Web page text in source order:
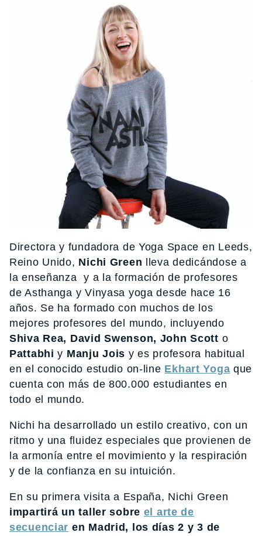
Directora y fundadora de Yoga Space en Leeds,
Reino Unido, Nichi Green lleva dedicándose a
la enseñanza y a la formación de profesores
de Asthanga y Vinyasa yoga desde hace 16
años. Se ha formado con muchos de los
mejores profesores del mundo, incluyendo
Shiva Rea, David Swenson, John Scott o
Pattabhi y Manju Jois y es profesora habitual
en el conocido estudio on-line Ekhart Yoga que
cuenta con más de 800.000 estudiantes en
todo el mundo.
Nichi ha desarrollado un estilo creativo, con un
ritmo y una fluidez especiales que provienen de
la armonía entre el movimiento y la respiración
y de la confianza en su intuición.
En su primera visita a España, Nichi Green
impartirá un taller sobre el arte de
secuenciar en Madrid, los días 2 y 3 de